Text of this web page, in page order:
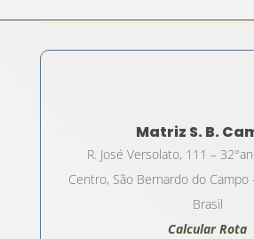
Matriz S. B.
R. José Versolato, 111 –
Centro, São Bernardo do Campo
Brasil
Calcular Rota